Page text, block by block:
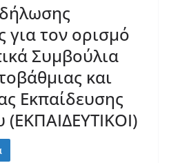
για τον ορισμό
Συμβούλια
και
Εκπαίδευσης